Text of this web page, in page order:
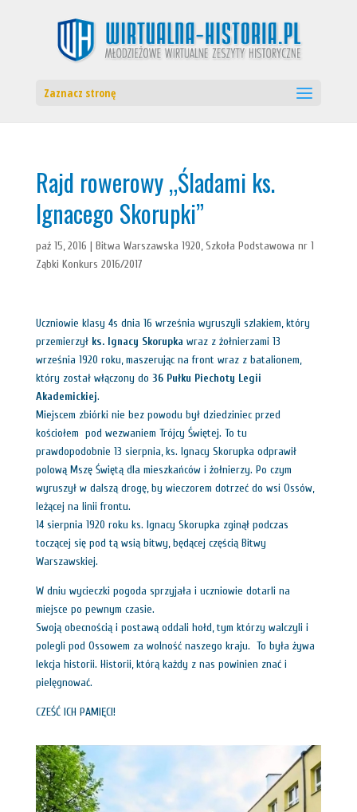
Zaznacz stronę
Rajd rowerowy „Śladami ks.
Ignacego Skorupki”
paź 15, 2016 | Bitwa Warszawska 1920,Szkoła Podstawowa nr 1
Ząbki Konkurs 2016/2017
Uczniowie klasy 4s dnia 16 września wyruszyli szlakiem, który
przemierzył ks. Ignacy Skorupka wraz z żołnierzami 13
września 1920 roku, maszerując na front wraz z batalionem,
który został włączony do 36 Pułku Piechoty Legii
Akademickiej.
Miejscem zbiórki nie bez powodu był dziedziniec przed
kościołem pod wezwaniem Trójcy Świętej. To tu
prawdopodobnie 13 sierpnia, ks. Ignacy Skorupka odprawił
polową Mszę Świętą dla mieszkańców i żołnierzy. Po czym
wyruszył w dalszą drogę, by wieczorem dotrzeć do wsi Ossów,
leżącej na linii frontu.
14 sierpnia 1920 roku ks. Ignacy Skorupka zginął podczas
toczącej się pod tą wsią bitwy, będącej częścią Bitwy
Warszawskiej.
W dniu wycieczki pogoda sprzyjała i uczniowie dotarli na
miejsce po pewnym czasie.
Swoją obecnością i postawą oddali hołd, tym którzy walczyli i
polegli pod Ossowem za wolność naszego kraju. To była żywa
lekcja historii. Historii, którą każdy z nas powinien znać i
pielęgnować.
CZEŚĆ ICH PAMIĘCI!